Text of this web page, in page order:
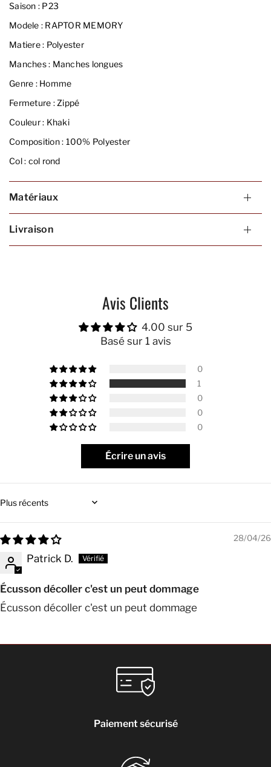
Saison : P23
Modele : RAPTOR MEMORY
Matiere : Polyester
Manches : Manches longues
Genre :Homme
Fermeture :Zippé
Couleur : Khaki
Composition : 100% Polyester
Col : col rond
Matériaux
Livraison
Avis Clients
4.00 sur 5
Basé sur 1 avis
0
1
0
0
0
Écrire un avis
Sort by
28/04/26
Patrick D.
Écusson décoller c'est un peut dommage
Écusson décoller c'est un peut dommage
Paiement sécurisé